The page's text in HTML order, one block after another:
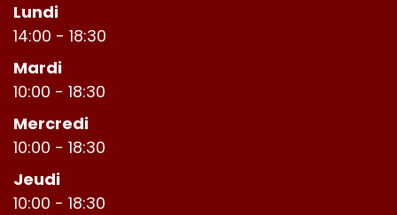
Lundi
14:00 - 18:30
Mardi
10:00 - 18:30
Mercredi
10:00 - 18:30
Jeudi
10:00 - 18:30